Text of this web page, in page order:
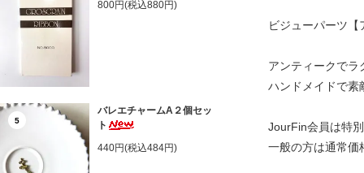
800円(税込880円)
5
バレエチャームA２個セッ
ト
440円(税込484円)
ビジューパーツ
アンティークでラ
ハンドメイドで素
JourFin会員は特
一般の方は通常価